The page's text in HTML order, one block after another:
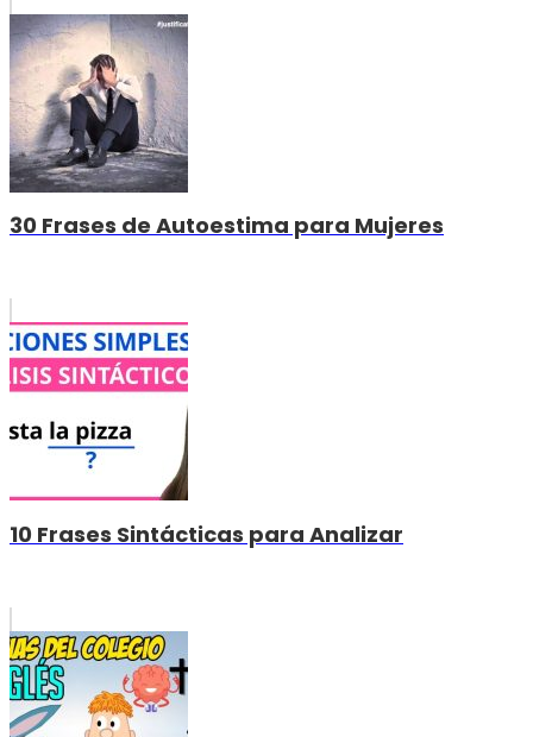
30 Frases de Autoestima para Mujeres
10 Frases Sintácticas para Analizar